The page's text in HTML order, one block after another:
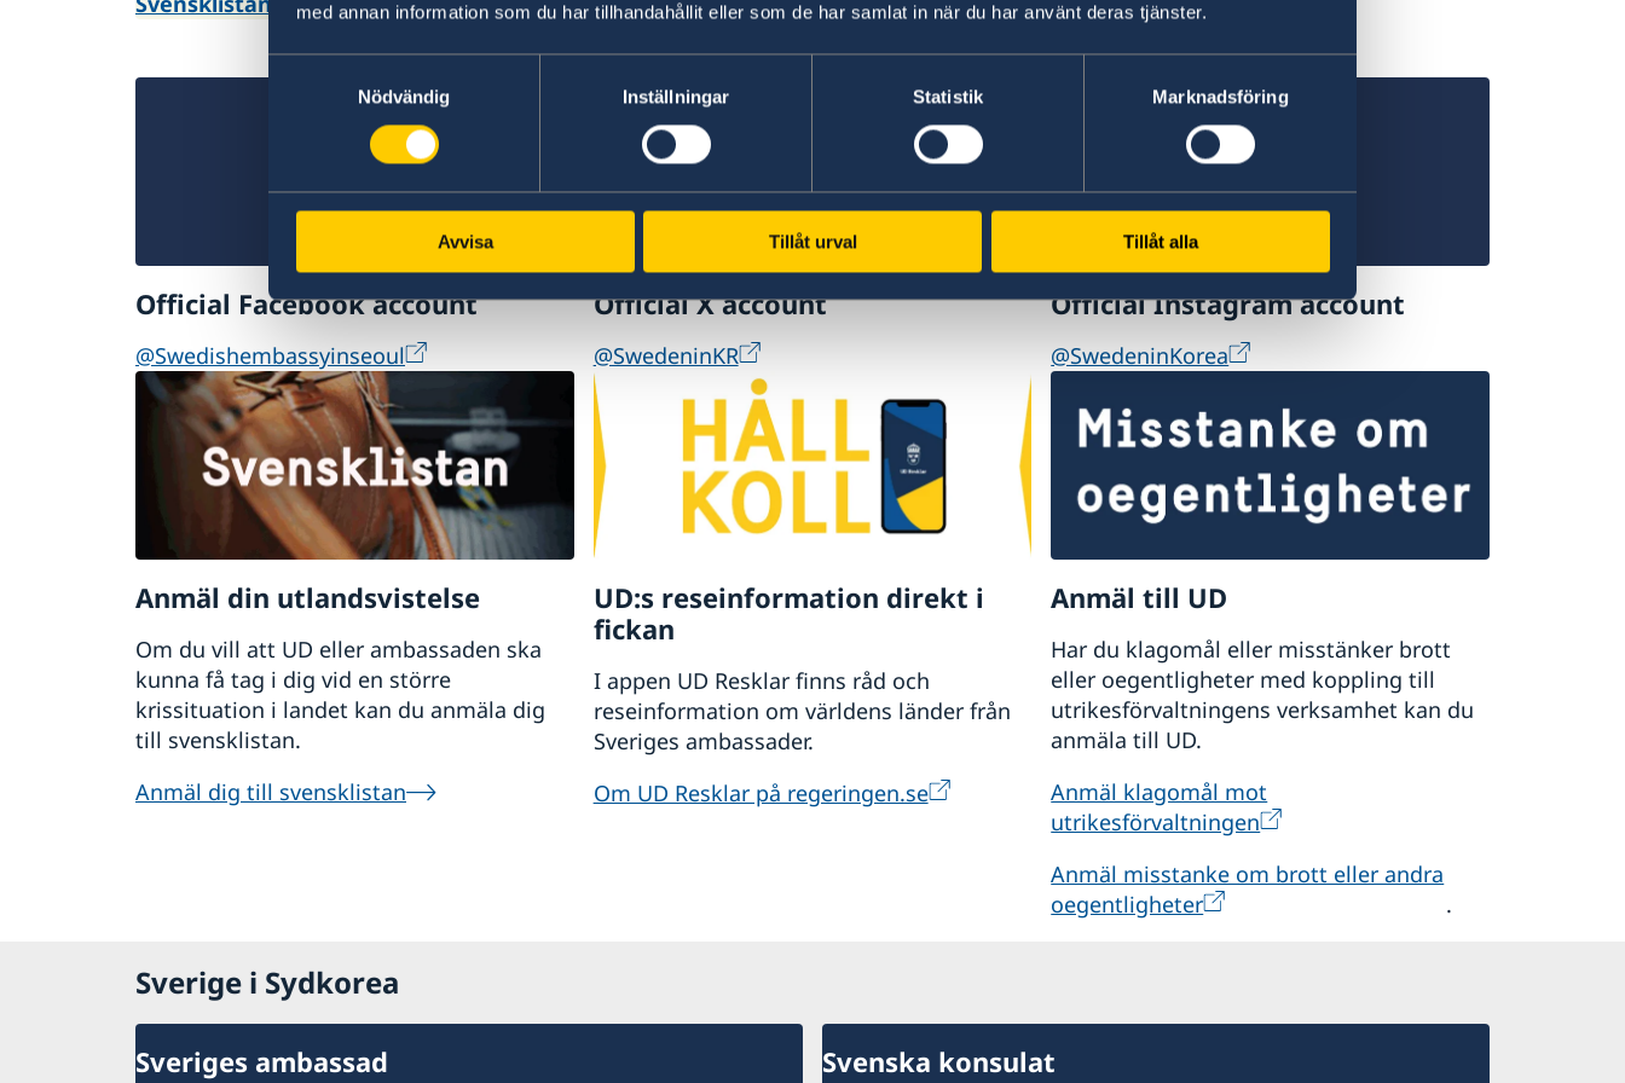
med annan information som du har tillhandahållit eller som de har samlat in när du har använt deras tjänster.
Nödvändig
Inställningar Statistik Marknadsföring
Avvisa Tillåt urval Tillåt alla
Travel to Korea begins here
Official Facebook account
@Swedishembassyinseoul
Official X account
@SwedeninKR
Official Instagram account
@SwedeninKorea
Anmäl din utlandsvistelse
Om du vill att UD eller ambassaden ska
kunna få tag i dig vid en större
krissituation i landet kan du anmäla dig
till svensklistan.
Anmäl dig till svensklistan
UD:s reseinformation direkt i
fickan
I appen UD Resklar finns råd och
reseinformation om världens länder från
Sveriges ambassader.
Om UD Resklar på regeringen.se
Anmäl till UD
Har du klagomål eller misstänker brott
eller oegentligheter med koppling till
utrikesförvaltningens verksamhet kan du
anmäla till UD.
Anmäl klagomål mot
utrikesförvaltningen
Anmäl misstanke om brott eller andra
oegentligheter
.
Sverige i Sydkorea
Sveriges ambassad Svenska konsulat